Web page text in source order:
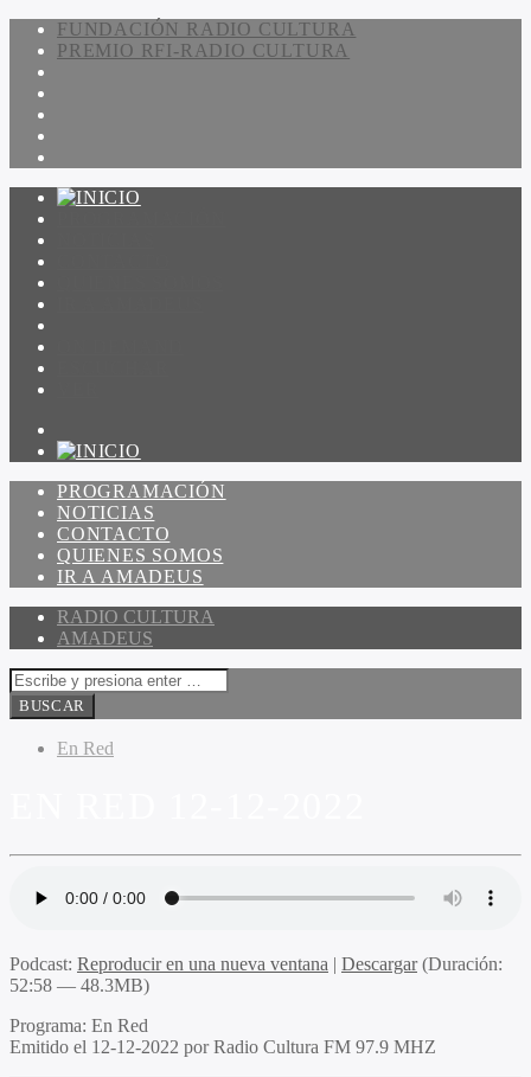
FUNDACIÓN RADIO CULTURA
PREMIO RFI-RADIO CULTURA
PROGRAMACIÓN
NOTICIAS
CONTACTO
QUIENES SOMOS
IR A AMADEUS
RADIO CULTURA
AMADEUS
En Red
Podcast: Reproducir en una nueva ventana | Descargar(Duración:
52:58 — 48.3MB)
Programa: En Red
Emitido el 12-12-2022 por Radio Cultura FM 97.9 MHZ